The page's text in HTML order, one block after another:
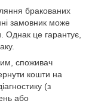
бракованих
замовник може
Однак це гарантує,
споживач
кошти на
(з
або